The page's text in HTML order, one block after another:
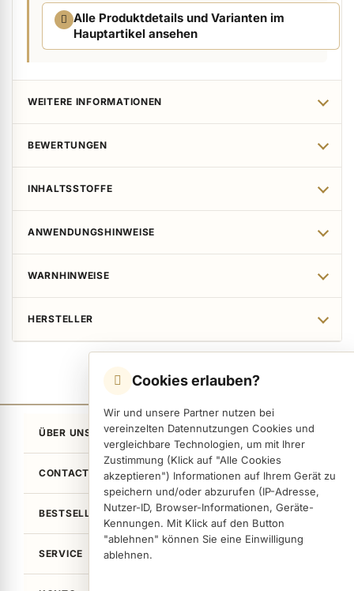
Cookies erlauben?
Wir und unsere Partner nutzen bei
vereinzelten Datennutzungen Cookies und
vergleichbare Technologien, um mit Ihrer
Zustimmung (Klick auf "Alle Cookies
akzeptieren") Informationen auf Ihrem Gerät zu
speichern und/oder abzurufen (IP-Adresse,
Nutzer-ID, Browser-Informationen, Geräte-
Kennungen. Mit Klick auf den Button
"ablehnen" können Sie eine Einwilligung
ablehnen.
Alle Produktdetails und Varianten im
Hauptartikel ansehen
WEITERE INFORMATIONEN
BEWERTUNGEN
INHALTSSTOFFE
ANWENDUNGSHINWEISE
WARNHINWEISE
HERSTELLER
ÜBER UNS
CONTACT
BESTSELLER
SERVICE